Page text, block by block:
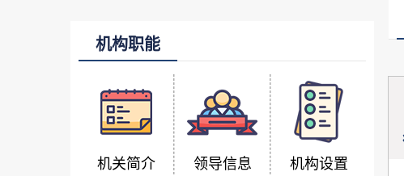
机构职能
机关简介 领导信息 机构设置